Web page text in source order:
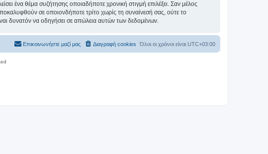
ένα θέμα συζήτησης οποιαδήποτε χρονική στιγμή επιλέξει. Σαν μέλος
σε οποιονδήποτε τρίτο χωρίς τη συναίνεσή σας, ούτε το
δυνατόν να οδηγήσει σε απώλεια αυτών των δεδομένων.
Όλοι οι χρόνοι είναι UTC+03:00
Διαγραφή cookies
Επικοινωνήστε μαζί μας